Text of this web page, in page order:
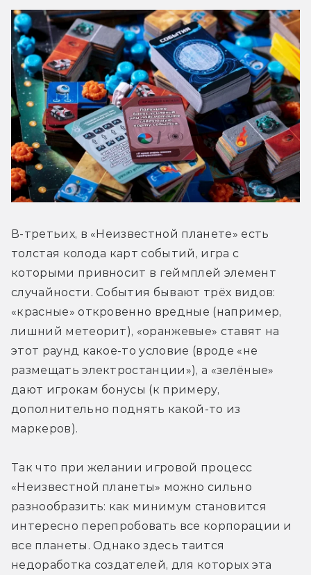
В-третьих, в «Неизвестной планете» есть
толстая колода карт событий, игра с
которыми привносит в геймплей элемент
случайности. События бывают трёх видов:
«красные» откровенно вредные (например,
лишний метеорит), «оранжевые» ставят на
этот раунд какое-то условие (вроде «не
размещать электростанции»), а «зелёные»
дают игрокам бонусы (к примеру,
дополнительно поднять какой-то из
маркеров).
Так что при желании игровой процесс
«Неизвестной планеты» можно сильно
разнообразить: как минимум становится
интересно перепробовать все корпорации и
все планеты. Однако здесь таится
недоработка создателей, для которых эта